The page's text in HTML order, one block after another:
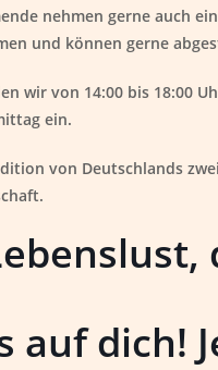
nehmen gerne auch
und können gerne
wir von 14:00 bis 18:00
ein.
von Deutschlands
auf dich!